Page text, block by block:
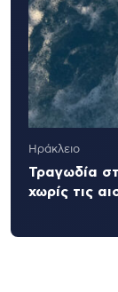
Ηράκλειο
Τραγωδία
χωρίς τις